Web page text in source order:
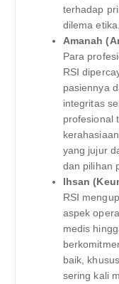
terhadap
dilema etika.
Amanah
Para
RSI
pasiennya
integritas
profesional
yang jujur
dan pilihan
Ihsan
RSI
aspek
medis
baik,
sering kali